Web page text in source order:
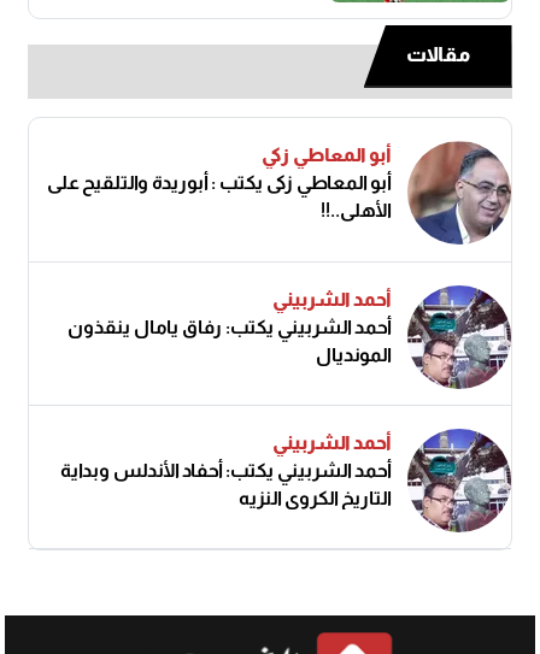
مقالات
أبو المعاطي زكي
أبو المعاطي زكى يكتب : أبوريدة والتلقيح على
الأهلى..!!
أحمد الشربيني
أحمد الشربيني يكتب: رفاق يامال ينقذون
المونديال
أحمد الشربيني
أحمد الشربيني يكتب: أحفاد الأندلس وبداية
التاريخ الكروي النزيه